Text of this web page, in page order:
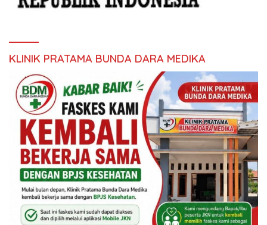
KLINIK PRATAMA BUNDA DARA MEDIKA